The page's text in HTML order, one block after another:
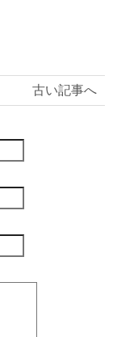
古い記事へ